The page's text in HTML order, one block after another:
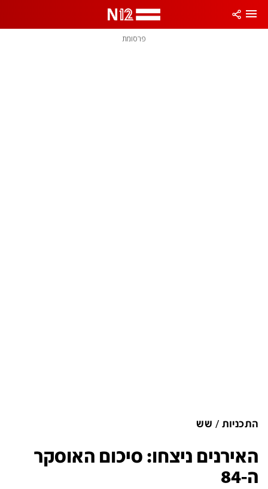
פרסומת
התכניות שש
האירנים ניצחו: סיכום האוסקר
ה-84